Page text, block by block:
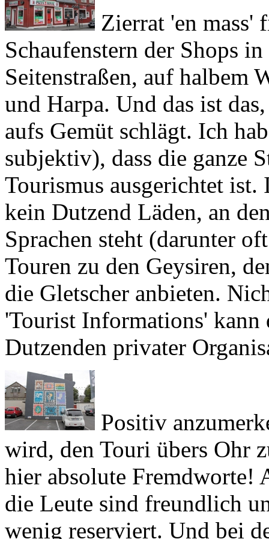
Schaufenstern der Shops
Seitenstraßen, auf halbem
undHarpa. Und das ist
aufs Gemüt schlägt. Ich
subjektiv), dass die ganze
Tourismus ausgerichtet
kein Dutzend Läden, an
Sprachen steht (darunter
Touren zu den Geysiren,
die Gletscher anbieten.
'Tourist Informations' kann
Dutzenden privater
wird, den Touri übers Ohr
hier absolute
die Leute sind freundlich
wenig reserviert. Und bei
den Eindruck, sie fürchten